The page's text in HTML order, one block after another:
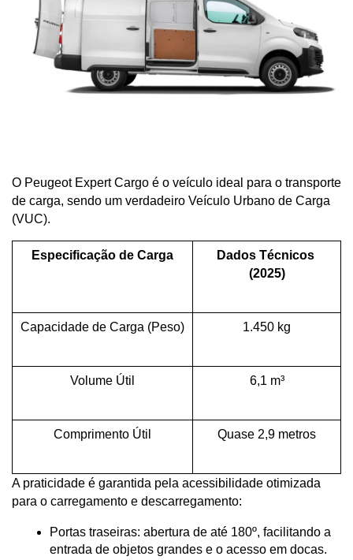
O Peugeot Expert Cargo é o veículo ideal para o transporte
de carga, sendo um verdadeiro Veículo Urbano de Carga
(VUC).
Especificação de Carga
Dados Técnicos
(2025)
Capacidade de Carga (Peso) 1.450 kg
Volume Útil 6,1 m³
Comprimento Útil Quase 2,9 metros
A praticidade é garantida pela acessibilidade otimizada
para o carregamento e descarregamento:
Portas traseiras: abertura de até 180º, facilitando a
entrada de objetos grandes e o acesso em docas.